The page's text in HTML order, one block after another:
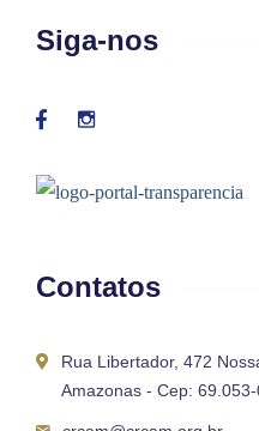
Siga-nos
Contatos
Rua Libertador, 472
Amazonas - Cep: